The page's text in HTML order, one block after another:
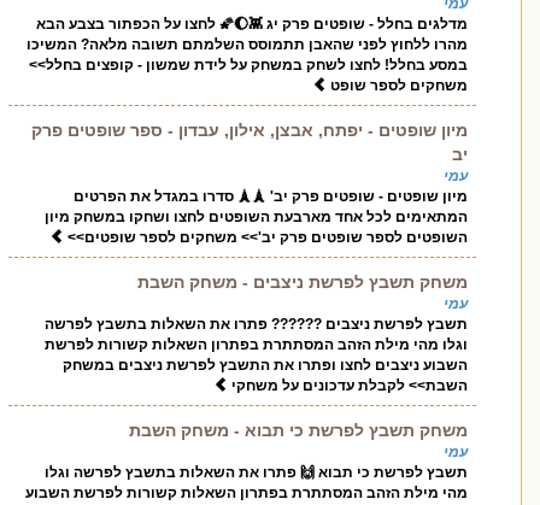
מדלגים בחלל - שופטים פרק יג 👾🌔🌠 לחצו על הכפתור בצבע הבא
מהרו ללחוץ לפני שהאבן תתמוסס השלמתם תשובה מלאה? המשיכו
במסע בחלל! לחצו לשחק במשחק על לידת שמשון - קופצים בחלל>>
משחקים לספר שופט
מיון שופטים - יפתח, אבצן, אילון, עבדון - ספר שופטים פרק
מיון שופטים - שופטים פרק יב' 🗼🗼 סדרו במגדל את הפרטים
המתאימים לכל אחד מארבעת השופטים לחצו ושחקו במשחק מיון
השופטים לספר שופטים פרק יב'>> משחקים לספר שופטים>>
משחק תשבץ לפרשת ניצבים - משחק השבת
תשבץ לפרשת ניצבים ?????? פתרו את השאלות בתשבץ לפרשה
וגלו מהי מילת הזהב המסתתרת בפתרון השאלות קשורות לפרשת
השבוע ניצבים לחצו ופתרו את התשבץ לפרשת ניצבים במשחק
השבת>> לקבלת עדכונים על משחקי
משחק תשבץ לפרשת כי תבוא - משחק השבת
תשבץ לפרשת כי תבוא 🙌 פתרו את השאלות בתשבץ לפרשה וגלו
מהי מילת הזהב המסתתרת בפתרון השאלות קשורות לפרשת השבוע